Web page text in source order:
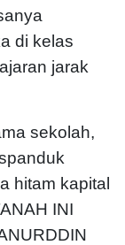
di kelas
jarak
sekolah,
hitam kapital
INI